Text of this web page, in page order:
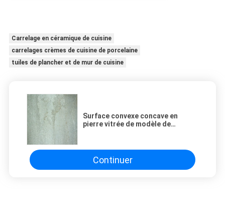
Carrelage en céramique de cuisine
carrelages crèmes de cuisine de porcelaine
tuiles de plancher et de mur de cuisine
Surface convexe concave en
pierre vitrée de modèle de
Continuer